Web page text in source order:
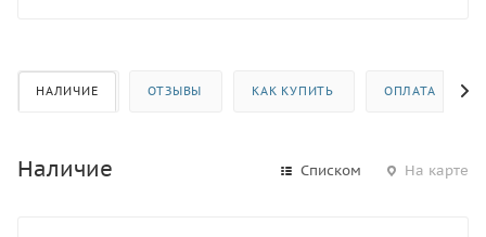
НАЛИЧИЕ ОТЗЫВЫ КАК КУПИТЬ ОПЛАТА
Наличие Списком На карте